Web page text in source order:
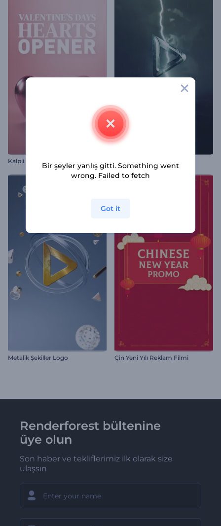
Kalpli Sevgililer Günü Jeneriği Kasırgalı Logo Gösterimi
Metalik Şekiller Logo Çin Yeni Yılı Reklam Filmi
Renderforest bültenine
üye olun
Son haber ve tekliflerimiz ilk olarak size
ulaşsın
Bir şeyler yanlış gitti. Something went
wrong. Failed to fetch
Got it